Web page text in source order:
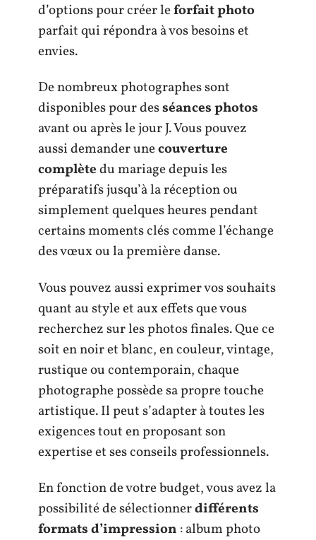
d’options pour créer leforfait photo
parfait qui répondra à vos besoins et
envies.
De nombreux photographes sont
disponibles pour desséances photos
avant ou après le jour J. Vous pouvez
aussi demander unecouverture
complètedu mariage depuis les
préparatifs jusqu’à la réception ou
simplement quelques heures pendant
certains moments clés comme l’échange
des vœux ou la première danse.
Vous pouvez aussi exprimer vos souhaits
quant au style et aux effets que vous
recherchez sur les photos finales. Que ce
soit en noir et blanc, en couleur, vintage,
rustique ou contemporain, chaque
photographe possède sa propre touche
artistique. Il peut s’adapter à toutes les
exigences tout en proposant son
expertise et ses conseils professionnels.
En fonction de votre budget, vous avez la
possibilité de sélectionnerdifférents
formats d’impression : album photo